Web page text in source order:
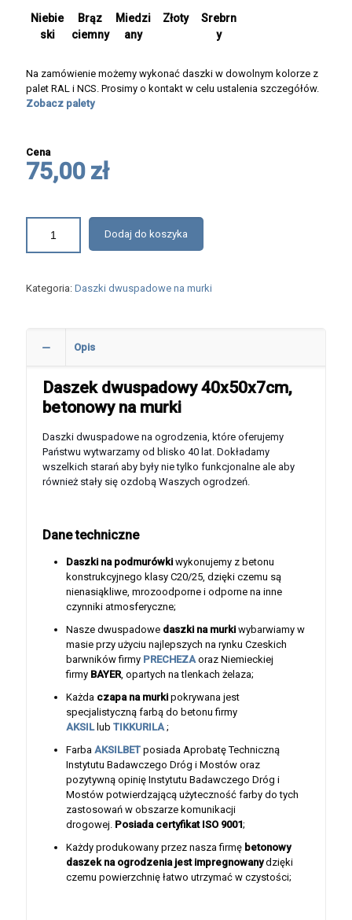
Niebie
ski
Brąz
ciemny
Miedzi
any
Złoty
Srebrn
y
Na zamówienie możemy wykonać daszki w dowolnym kolorze z
palet RAL i NCS. Prosimy o kontakt w celu ustalenia szczegółów.
Zobacz palety
Cena
75,00 zł
Dodaj do koszyka
Kategoria: Daszki dwuspadowe na murki
Opis
Daszek dwuspadowy 40x50x7cm,
betonowy na murki
Daszki dwuspadowe na ogrodzenia, które oferujemy
Państwu wytwarzamy od blisko 40 lat. Dokładamy
wszelkich starań aby były nie tylko funkcjonalne ale aby
również stały się ozdobą Waszych ogrodzeń.
Dane techniczne
Daszki na podmurówki wykonujemy z betonu
konstrukcyjnego klasy C20/25, dzięki czemu są
nienasiąkliwe, mrozoodporne i odporne na inne
czynniki atmosferyczne;
Nasze dwuspadowe daszki na murki wybarwiamy w
masie przy użyciu najlepszych na rynku Czeskich
barwników firmy PRECHEZA oraz Niemieckiej
firmy BAYER, opartych na tlenkach żelaza;
Każda czapa na murki pokrywana jest
specjalistyczną farbą do betonu firmy
AKSIL lub TIKKURILA;
Farba AKSILBET posiada Aprobatę Techniczną
Instytutu Badawczego Dróg i Mostów oraz
pozytywną opinię Instytutu Badawczego Dróg i
Mostów potwierdzającą użyteczność farby do tych
zastosowań w obszarze komunikacji
drogowej. Posiada certyfikat ISO 9001;
Każdy produkowany przez nasza firmę betonowy
daszek na ogrodzenia jest impregnowanydzięki
czemu powierzchnię łatwo utrzymać w czystości;